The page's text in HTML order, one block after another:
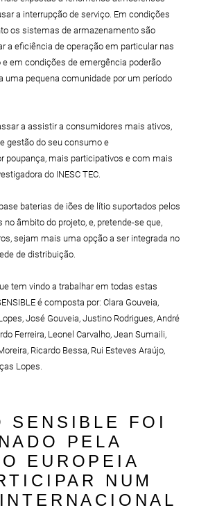
a interrupção de serviço. Em condições
os sistemas de armazenamento são
a eficiência de operação em particular nas
em condições de emergência poderão
uma pequena comunidade por um período
a assistir a consumidores mais ativos,
gestão do seu consumo e
poupança, mais participativos e com mais
do INESC TEC.
baterias de iões de lítio suportados pelos
âmbito do projeto, e, pretende-se que,
sejam mais uma opção a ser integrada no
de distribuição.
tem vindo a trabalhar em todas estas
é composta por: Clara Gouveia,
José Gouveia, Justino Rodrigues, André
Ferreira, Leonel Carvalho, Jean Sumaili,
Ricardo Bessa, Rui Esteves Araújo,
Lopes.
SENSIBLE FOI
PELA
EUROPEIA
NUM